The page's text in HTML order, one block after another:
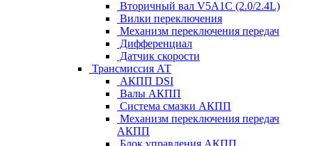
Вторичный вал V5A1C (2.0/2.4L)
Вилки переключения
Механизм переключения передач
Дифференциал
Датчик скорости
Трансмиссия АТ
АКПП DSI
Валы АКПП
Система смазки АКПП
Механизм переключения передач
АКПП
Блок управления АКПП